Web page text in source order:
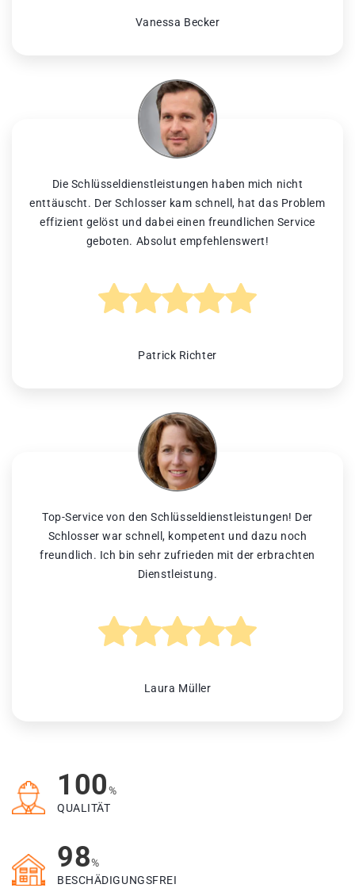
Vanessa Becker
Die Schlüsseldienstleistungen haben mich nicht
enttäuscht. Der Schlosser kam schnell, hat das Problem
effizient gelöst und dabei einen freundlichen Service
geboten. Absolut empfehlenswert!
Patrick Richter
Top-Service von den Schlüsseldienstleistungen! Der
Schlosser war schnell, kompetent und dazu noch
freundlich. Ich bin sehr zufrieden mit der erbrachten
Dienstleistung.
Laura Müller
100%
QUALITÄT
98%
BESCHÄDIGUNGSFREI